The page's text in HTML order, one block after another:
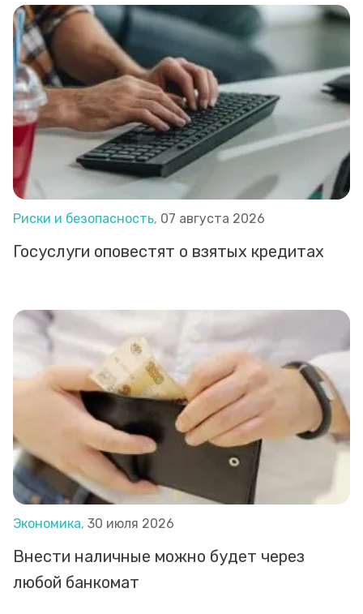
Риски и безопасность, 07 августа 2026
Госуслуги оповестят о взятых кредитах
Экономика, 30 июля 2026
Внести наличные можно будет через
любой банкомат